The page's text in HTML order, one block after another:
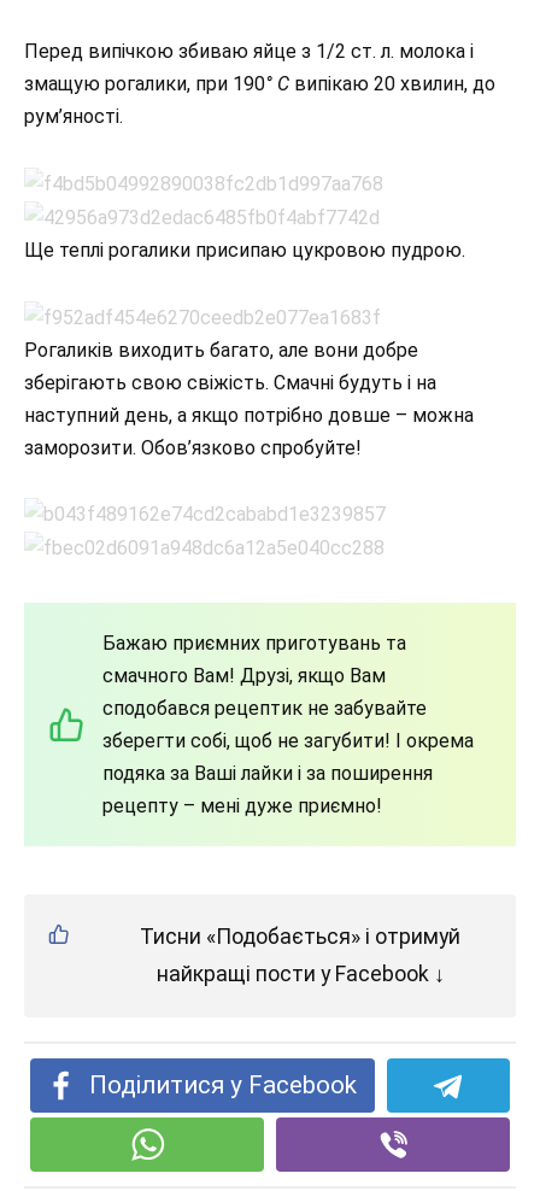
Перед випічкою збиваю яйце з 1/2 ст. л. молока і
змащую рогалики, при 190° С випікаю 20 хвилин, до
рум’яності.
Ще теплі рогалики присипаю цукровою пудрою.
Рогаликів виходить багато, але вони добре
зберігають свою свіжість. Смачні будуть і на
наступний день, а якщо потрібно довше – можна
заморозити. Обов’язково спробуйте!
Бажаю приємних приготувань та
смачного Вам! Друзі, якщо Вам
сподобався рецептик не забувайте
зберегти собі, щоб не загубити! І окрема
подяка за Ваші лайки і за поширення
рецепту – мені дуже приємно!
Тисни «Подобається» і отримуй
найкращі пости у Facebook ↓
Поділитися у Facebook